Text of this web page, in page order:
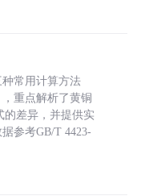
常用计算方法
重点解析了黄铜
的差异，并提供实
参考GB/T 4423-